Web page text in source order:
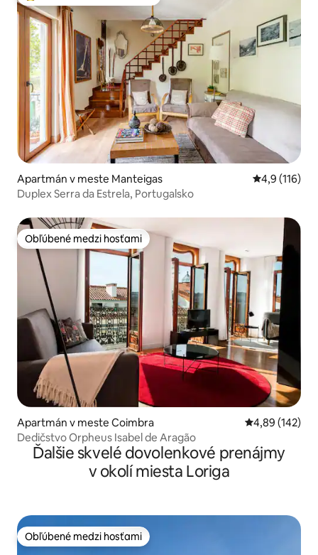
Apartmán v meste Manteigas Priemerné
4,9 (116)
Duplex Serra da Estrela, Portugalsko
Obľúbené medzi hosťami
Obľúbené medzi hosťami
Apartmán v meste Coimbra Priemerné
4,89 (142)
Dedičstvo Orpheus Isabel de Aragão
Ďalšie skvelé dovolenkové prenájmy
v okolí miesta Loriga
Obľúbené medzi hosťami
Obľúbené medzi hosťami